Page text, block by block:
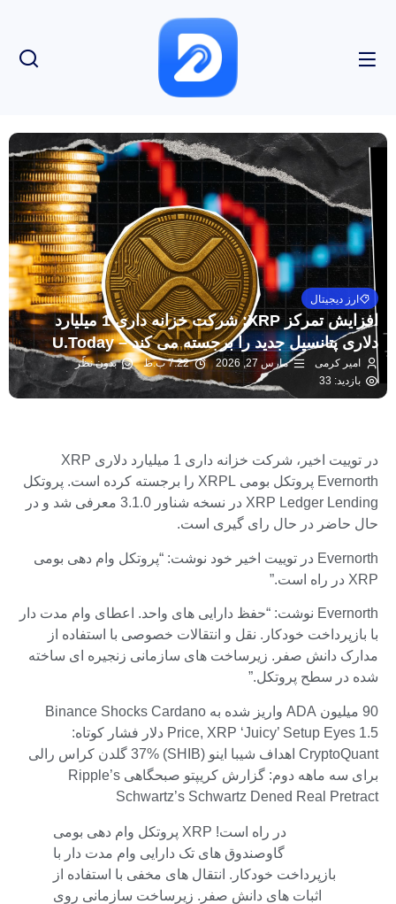
ارز دیجیتال
افزایش تمرکز XRP: شرکت خزانه داری 1 میلیارد
دلاری پتانسیل جدید را برجسته می کند – U.Today
امیر کرمی مارس 27, 2026 7:22 ب.ظ
بدون نظر
بازدید: 33
در توییت اخیر، شرکت خزانه داری 1 میلیارد دلاری XRP
Evernorth پروتکل بومی XRPL را برجسته کرده است. پروتکل
XRP Ledger Lending در نسخه شناور 3.1.0 معرفی شد و در
حال حاضر در حال رای گیری است.
Evernorth در توییت اخیر خود نوشت: “پروتکل وام دهی بومی
XRP در راه است.”
Evernorth نوشت: “حفظ دارایی های واحد. اعطای وام مدت دار
با بازپرداخت خودکار. نقل و انتقالات خصوصی با استفاده از
مدارک دانش صفر. زیرساخت های سازمانی زنجیره ای ساخته
شده در سطح پروتکل.”
90 میلیون ADA واریز شده به Binance Shocks Cardano
Price, XRP ‘Juicy’ Setup Eyes 1.5 دلار فشار کوتاه:
CryptoQuant اهداف شیبا اینو (SHIB) 37% گلدن کراس رالی
برای سه ماهه دوم: گزارش کریپتو صبحگاهی Ripple’s
Schwartz’s Schwartz Dened Real Pretract
پروتکل وام دهی بومی XRP در راه است!
گاوصندوق های تک دارایی وام مدت دار با
بازپرداخت خودکار. انتقال های مخفی با استفاده از
اثبات های دانش صفر. زیرساخت سازمانی روی